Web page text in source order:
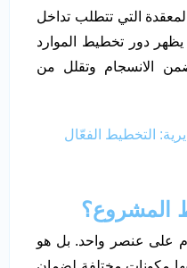
التي تتطلب تداخل
يظهر دور تخطيط الموارد
الانسجام وتقلل من
التخطيط الفعّال
المشروع؟
على عنصر واحد. بل هو